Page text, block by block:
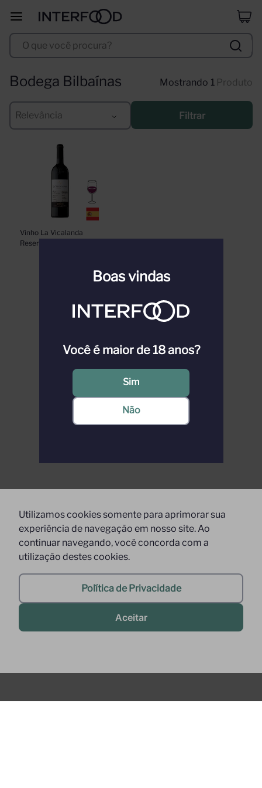
Utilizamos cookies somente para aprimorar sua
experiência de navegação em nosso site. Ao
continuar navegando, você concorda com a
utilização destes cookies.
Política de Privacidade
Aceitar
O que você procura?
Bodega Bilbaínas 1 Produto
Relevância Filtrar
Vinho La Vicalanda
Reserva 750ml
Boas vindas
Você é maior de 18 anos?
Sim
Não
º duff
corpus astral
10ºsanta helena